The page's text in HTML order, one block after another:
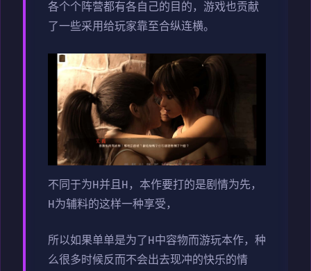
各个个阵营都有各自己的目的，游戏也贡献
了一些采用给玩家靠至合纵连横。
不同于为H并且H，本作要打的是剧情为先，
H为辅料的这样一种享受，
所以如果单单是为了H中容物而游玩本作，种
么很多时候反而不会出去现冲的快乐的情